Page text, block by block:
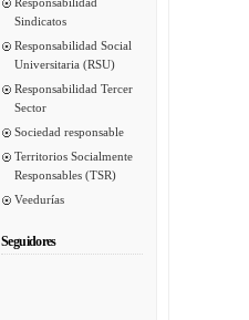
Sindicatos
Responsabilidad Social
Universitaria (RSU)
Responsabilidad Tercer
Sector
Sociedad responsable
Territorios Socialmente
Responsables (TSR)
Veedurías
Seguidores